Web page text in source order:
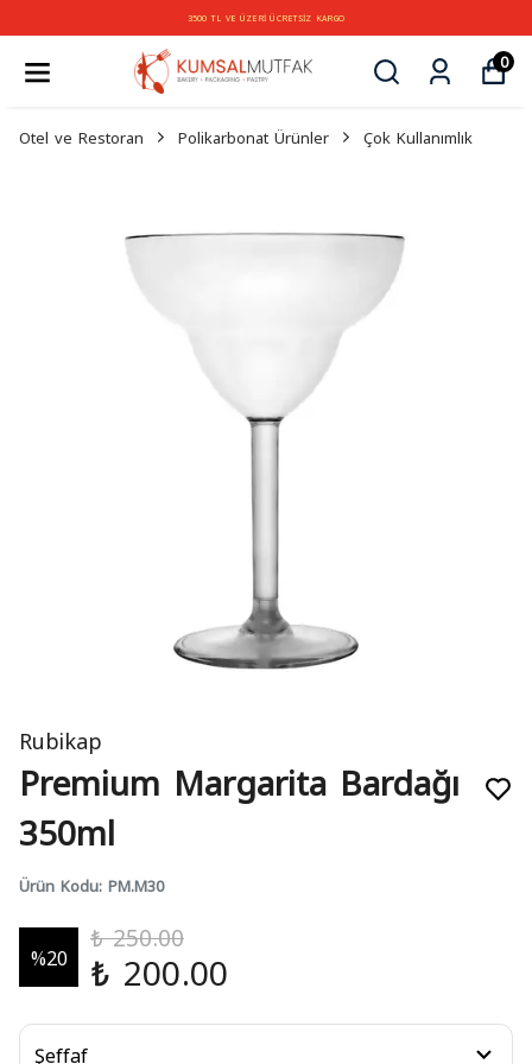
3500 TL VE ÜZERİ ÜCRETSİZ KARGO
0
Otel ve Restoran Polikarbonat Ürünler Çok Kullanımlık
Rubikap
Premium Margarita Bardağı
350ml
Ürün Kodu: PM.M30
%20
₺ 250.00
₺ 200.00